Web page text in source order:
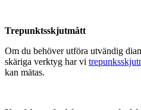
Trepunktsskjutmått
Om du behöver utföra utvändig
skäriga verktyg har vi
kan mätas.